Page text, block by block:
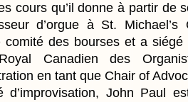
cours qu’il donne à partir de
d’orgue à St.
comité des bourses et a
Canadien des
en tant que Chair of
d’improvisation, John Paul